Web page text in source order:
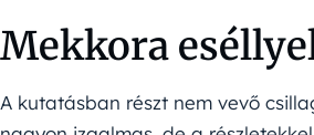
Mekkora
A kutatásban részt nem vevő